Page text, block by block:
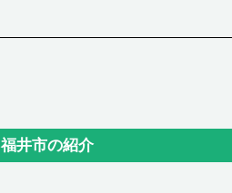
福井市の紹介